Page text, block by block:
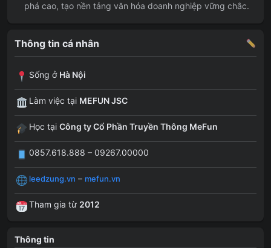
phá cao, tạo nền tảng văn hóa doanh nghiệp vững chắc.
Thông tin cá nhân
Sống ở Hà Nội
Làm việc tại MEFUN JSC
Học tại Công ty Cổ Phần Truyền Thông MeFun
0857.618.888 – 09267.00000
leedzung.vn – mefun.vn
Tham gia từ 2012
Thông tin